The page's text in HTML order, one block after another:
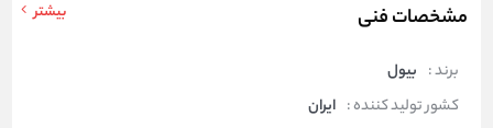
مشخصات فنی بیشتر
برند : بیول
کشور تولید کننده : ایران